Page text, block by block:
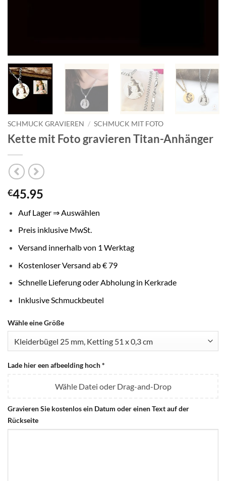
SCHMUCK GRAVIEREN / SCHMUCK MIT FOTO
Kette mit Foto gravieren Titan-Anhänger
€45.95
Auf Lager ⇒ Auswählen
Preis inklusive MwSt.
Versand innerhalb von 1 Werktag
Kostenloser Versand ab € 79
Schnelle Lieferung oder Abholung in Kerkrade
Inklusive Schmuckbeutel
Wähle eine Größe
Lade hier een afbeelding hoch*
Wähle Datei oder Drag-and-Drop
Gravieren Sie kostenlos ein Datum oder einen Text auf der
Rückseite